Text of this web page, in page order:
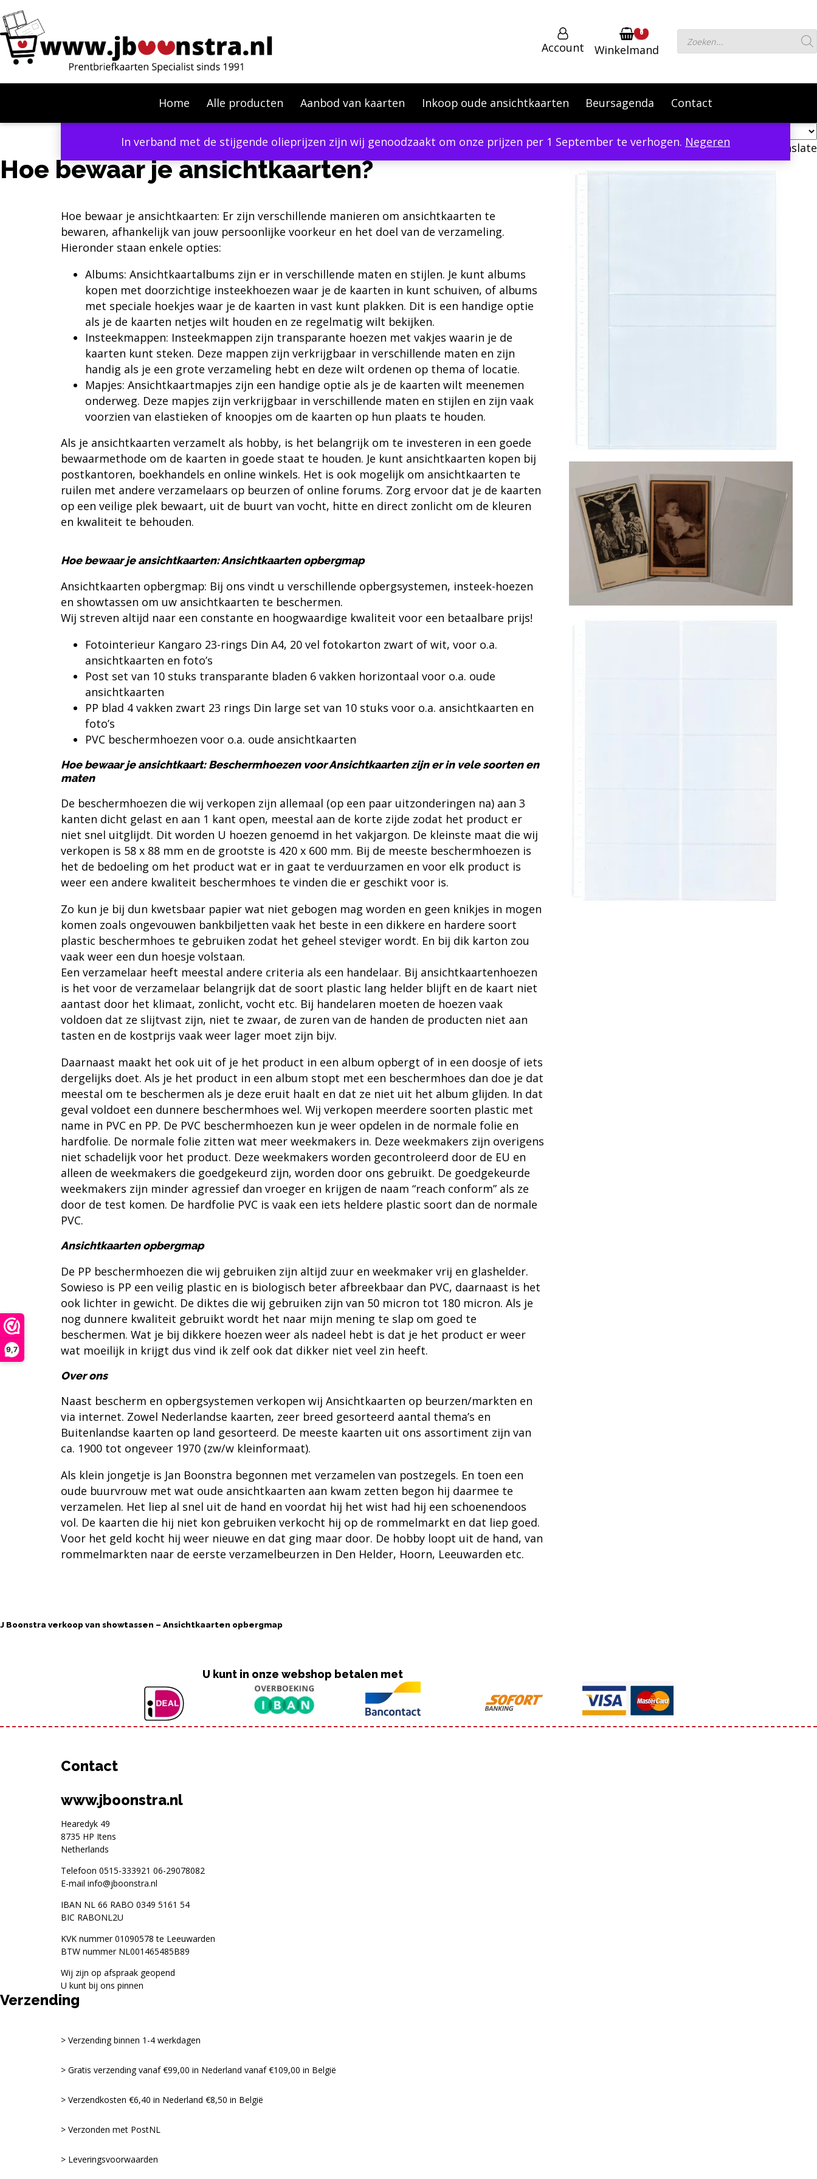
9,7
In verband met de stijgende olieprijzen zijn wij genoodzaakt om onze prijzen per 1 September te verhogen. Negeren
Account
0
Winkelmand
Producten
Home Alle producten Aanbod van kaarten Inkoop oude ansichtkaarten Beursagenda Contact
Powered by Translate
Hoe bewaar je ansichtkaarten?
Hoe bewaar je ansichtkaarten: Er zijn verschillende manieren om ansichtkaarten te
bewaren, afhankelijk van jouw persoonlijke voorkeur en het doel van de verzameling.
Hieronder staan enkele opties:
Albums: Ansichtkaartalbums zijn er in verschillende maten en stijlen. Je kunt albums
kopen met doorzichtige insteekhoezen waar je de kaarten in kunt schuiven, of albums
met speciale hoekjes waar je de kaarten in vast kunt plakken. Dit is een handige optie
als je de kaarten netjes wilt houden en ze regelmatig wilt bekijken.
Insteekmappen: Insteekmappen zijn transparante hoezen met vakjes waarin je de
kaarten kunt steken. Deze mappen zijn verkrijgbaar in verschillende maten en zijn
handig als je een grote verzameling hebt en deze wilt ordenen op thema of locatie.
Mapjes: Ansichtkaartmapjes zijn een handige optie als je de kaarten wilt meenemen
onderweg. Deze mapjes zijn verkrijgbaar in verschillende maten en stijlen en zijn vaak
voorzien van elastieken of knoopjes om de kaarten op hun plaats te houden.
Als je ansichtkaarten verzamelt als hobby, is het belangrijk om te investeren in een goede
bewaarmethode om de kaarten in goede staat te houden. Je kunt ansichtkaarten kopen bij
postkantoren, boekhandels en online winkels. Het is ook mogelijk om ansichtkaarten te
ruilen met andere verzamelaars op beurzen of online forums. Zorg ervoor dat je de kaarten
op een veilige plek bewaart, uit de buurt van vocht, hitte en direct zonlicht om de kleuren
en kwaliteit te behouden.
Hoe bewaar je ansichtkaarten: Ansichtkaarten opbergmap
Ansichtkaarten opbergmap: Bij ons vindt u verschillende opbergsystemen, insteek-hoezen
en showtassen om uw ansichtkaarten te beschermen.
Wij streven altijd naar een constante en hoogwaardige kwaliteit voor een betaalbare prijs!
Fotointerieur Kangaro 23-rings Din A4, 20 vel fotokarton zwart of wit, voor o.a.
ansichtkaarten en foto’s
Post set van 10 stuks transparante bladen 6 vakken horizontaal voor o.a. oude
ansichtkaarten
PP blad 4 vakken zwart 23 rings Din large set van 10 stuks voor o.a. ansichtkaarten en
foto’s
PVC beschermhoezen voor o.a. oude ansichtkaarten
Hoe bewaar je ansichtkaart: Beschermhoezen voor Ansichtkaarten zijn er in vele soorten en
maten
De beschermhoezen die wij verkopen zijn allemaal (op een paar uitzonderingen na) aan 3
kanten dicht gelast en aan 1 kant open, meestal aan de korte zijde zodat het product er
niet snel uitglijdt. Dit worden U hoezen genoemd in het vakjargon. De kleinste maat die wij
verkopen is 58 x 88 mm en de grootste is 420 x 600 mm. Bij de meeste beschermhoezen is
het de bedoeling om het product wat er in gaat te verduurzamen en voor elk product is
weer een andere kwaliteit beschermhoes te vinden die er geschikt voor is.
Zo kun je bij dun kwetsbaar papier wat niet gebogen mag worden en geen knikjes in mogen
komen zoals ongevouwen bankbiljetten vaak het beste in een dikkere en hardere soort
plastic beschermhoes te gebruiken zodat het geheel steviger wordt. En bij dik karton zou
vaak weer een dun hoesje volstaan.
Een verzamelaar heeft meestal andere criteria als een handelaar. Bij ansichtkaartenhoezen
is het voor de verzamelaar belangrijk dat de soort plastic lang helder blijft en de kaart niet
aantast door het klimaat, zonlicht, vocht etc. Bij handelaren moeten de hoezen vaak
voldoen dat ze slijtvast zijn, niet te zwaar, de zuren van de handen de producten niet aan
tasten en de kostprijs vaak weer lager moet zijn bijv.
Daarnaast maakt het ook uit of je het product in een album opbergt of in een doosje of iets
dergelijks doet. Als je het product in een album stopt met een beschermhoes dan doe je dat
meestal om te beschermen als je deze eruit haalt en dat ze niet uit het album glijden. In dat
geval voldoet een dunnere beschermhoes wel. Wij verkopen meerdere soorten plastic met
name in PVC en PP. De PVC beschermhoezen kun je weer opdelen in de normale folie en
hardfolie. De normale folie zitten wat meer weekmakers in. Deze weekmakers zijn overigens
niet schadelijk voor het product. Deze weekmakers worden gecontroleerd door de EU en
alleen de weekmakers die goedgekeurd zijn, worden door ons gebruikt. De goedgekeurde
weekmakers zijn minder agressief dan vroeger en krijgen de naam “reach conform” als ze
door de test komen. De hardfolie PVC is vaak een iets heldere plastic soort dan de normale
PVC.
Ansichtkaarten opbergmap
De PP beschermhoezen die wij gebruiken zijn altijd zuur en weekmaker vrij en glashelder.
Sowieso is PP een veilig plastic en is biologisch beter afbreekbaar dan PVC, daarnaast is het
ook lichter in gewicht. De diktes die wij gebruiken zijn van 50 micron tot 180 micron. Als je
nog dunnere kwaliteit gebruikt wordt het naar mijn mening te slap om goed te
beschermen. Wat je bij dikkere hoezen weer als nadeel hebt is dat je het product er weer
wat moeilijk in krijgt dus vind ik zelf ook dat dikker niet veel zin heeft.
Over ons
Naast bescherm en opbergsystemen verkopen wij Ansichtkaarten op beurzen/markten en
via internet. Zowel Nederlandse kaarten, zeer breed gesorteerd aantal thema’s en
Buitenlandse kaarten op land gesorteerd. De meeste kaarten uit ons assortiment zijn van
ca. 1900 tot ongeveer 1970 (zw/w kleinformaat).
Als klein jongetje is Jan Boonstra begonnen met verzamelen van postzegels. En toen een
oude buurvrouw met wat oude ansichtkaarten aan kwam zetten begon hij daarmee te
verzamelen. Het liep al snel uit de hand en voordat hij het wist had hij een schoenendoos
vol. De kaarten die hij niet kon gebruiken verkocht hij op de rommelmarkt en dat liep goed.
Voor het geld kocht hij weer nieuwe en dat ging maar door. De hobby loopt uit de hand, van
rommelmarkten naar de eerste verzamelbeurzen in Den Helder, Hoorn, Leeuwarden etc.
J Boonstra verkoop van showtassen – Ansichtkaarten opbergmap
U kunt in onze webshop betalen met
Contact
www.jboonstra.nl
Hearedyk 49
8735 HP Itens
Netherlands
Telefoon 0515-333921 06-29078082
E-mail info@jboonstra.nl
IBAN NL 66 RABO 0349 5161 54
BIC RABONL2U
KVK nummer 01090578 te Leeuwarden
BTW nummer NL001465485B89
Wij zijn op afspraak geopend
U kunt bij ons pinnen
Verzending
Verzending binnen 1-4 werkdagen
Gratis verzending vanaf €99,00 in Nederland vanaf €109,00 in België
Verzendkosten €6,40 in Nederland €8,50 in België
Verzonden met PostNL
Leveringsvoorwaarden